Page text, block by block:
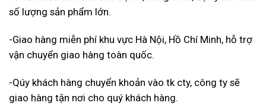
số lượng sản phẩm lớn.
-Giao hàng miễn phí khu vực Hà Nội, Hồ Chí Minh, hỗ trợ
vận chuyển giao hàng toàn quốc.
-Qúy khách hàng chuyển khoản vào tk cty, công ty sẽ
giao hàng tận nơi cho quý khách hàng.